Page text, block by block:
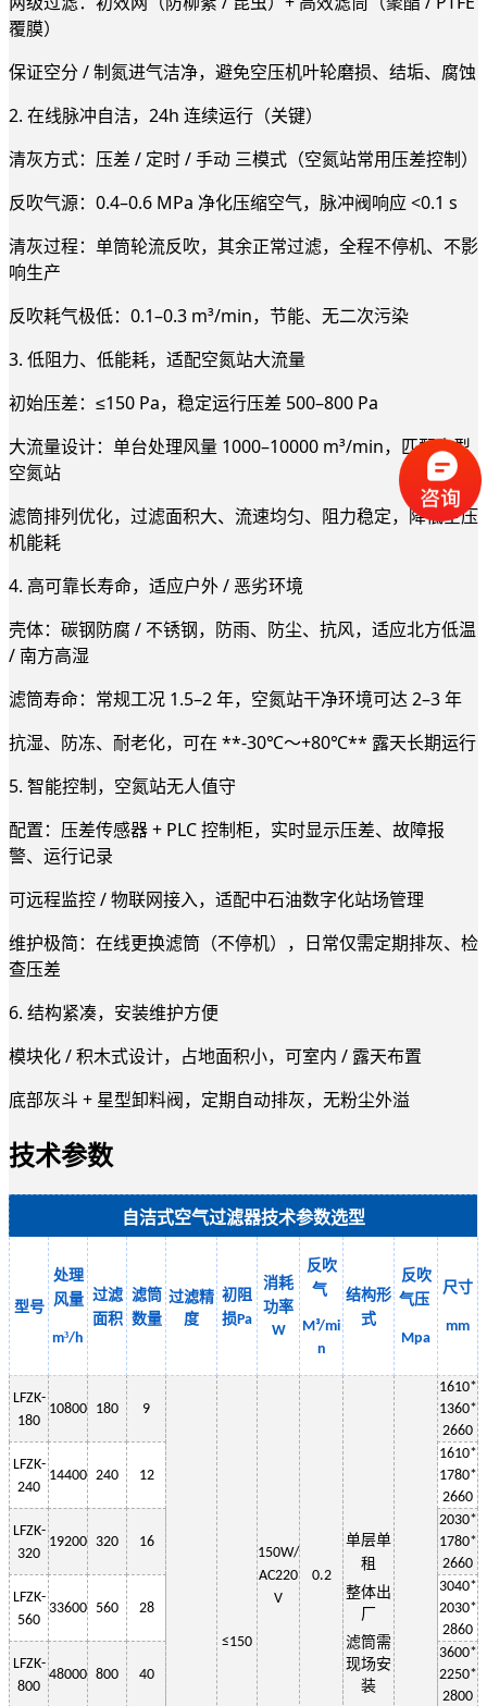
覆膜）
保证空分 / 制氮进气洁净，避免空压机叶轮磨损、结垢、腐蚀
2. 在线脉冲自洁，24h 连续运行（关键）
清灰方式：压差 / 定时 / 手动 三模式（空氮站常用压差控制）
反吹气源：0.4–0.6 MPa 净化压缩空气，脉冲阀响应 <0.1 s
清灰过程：单筒轮流反吹，其余正常过滤，全程不停机、不影
响生产
反吹耗气极低：0.1–0.3 m³/min，节能、无二次污染
3. 低阻力、低能耗，适配空氮站大流量
初始压差：≤150 Pa，稳定运行压差 500–800 Pa
大流量设计：单台处理风量 1000–10000 m³/min，匹配大型
空氮站
滤筒排列优化，过滤面积大、流速均匀、阻力稳定，降低空压
机能耗
4. 高可靠长寿命，适应户外 / 恶劣环境
壳体：碳钢防腐 / 不锈钢，防雨、防尘、抗风，适应北方低温
/ 南方高湿
滤筒寿命：常规工况 1.5–2 年，空氮站干净环境可达 2–3 年
抗湿、防冻、耐老化，可在 **-30℃～+80℃** 露天长期运行
5. 智能控制，空氮站无人值守
配置：压差传感器 + PLC 控制柜，实时显示压差、故障报
警、运行记录
可远程监控 / 物联网接入，适配中石油数字化站场管理
维护极简：在线更换滤筒（不停机），日常仅需定期排灰、检
查压差
6. 结构紧凑，安装维护方便
模块化 / 积木式设计，占地面积小，可室内 / 露天布置
底部灰斗 + 星型卸料阀，定期自动排灰，无粉尘外溢
技术参数
自洁式空气过滤器技术参数选型
型号
处理
风量
m³/h
过滤
面积
滤筒
数量
过滤精
度
初阻
损Pa
消耗
功率
W
反吹
气
M³/mi
n
结构形
式
反吹
气压
Mpa
尺寸
mm
LFZK-
180
10800 180 9
≤150
150W/
AC220
V
0.2
单层单
租
整体出
厂
滤筒需
现场安
装
1610*
1360*
2660
LFZK-
240
14400 240 12
1610*
1780*
2660
LFZK-
320
19200 320 16
2030*
1780*
2660
LFZK-
560
33600 560 28
3040*
2030*
2860
LFZK-
800
48000 800 40
3600*
2250*
2800